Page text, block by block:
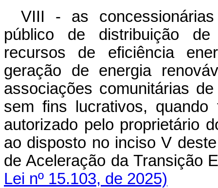
VIII - as
público de distribuição
recursos de eficiência
geração de energia
associações comunitárias
sem fins lucrativos, quando
autorizado pelo proprietário
ao disposto no inciso V
de Aceleração da
Lei nº 15.103, de 2025)